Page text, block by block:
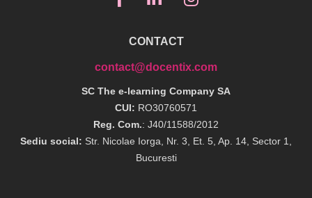
CONTACT
contact@docentix.com
SC The e-learning Company SA
CUI: RO30760571
Reg. Com.: J40/11588/2012
Sediu social: Str. Nicolae Iorga, Nr. 3, Et. 5, Ap. 14, Sector 1,
Bucuresti